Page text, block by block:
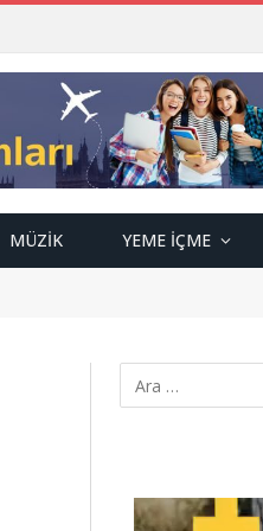
MÜZIK YEME İÇME
Video